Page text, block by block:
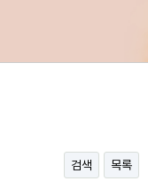
검색 목록